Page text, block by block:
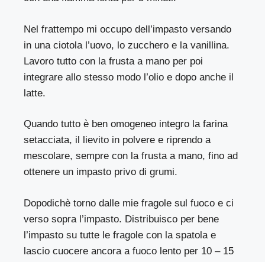
Nel frattempo mi occupo dell’impasto versando
in una ciotola l’uovo, lo zucchero e la vanillina.
Lavoro tutto con la frusta a mano per poi
integrare allo stesso modo l’olio e dopo anche il
latte.
Quando tutto è ben omogeneo integro la farina
setacciata, il lievito in polvere e riprendo a
mescolare, sempre con la frusta a mano, fino ad
ottenere un impasto privo di grumi.
Dopodichè torno dalle mie fragole sul fuoco e ci
verso sopra l’impasto. Distribuisco per bene
l’impasto su tutte le fragole con la spatola e
lascio cuocere ancora a fuoco lento per 10 – 15